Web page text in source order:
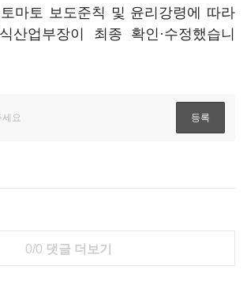
마토 보도준칙 및 윤리강령에 따라
산업부장이 최종 확인·수정했습니
0/0 댓글 더보기